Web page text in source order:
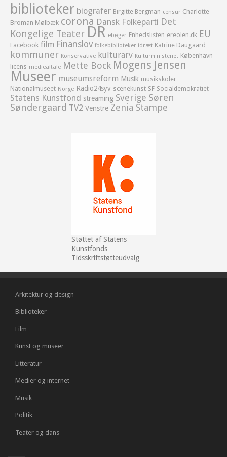
biblioteker biografer Birgitte Bergman censur Charlotte
Broman Mølbæk corona Dansk Folkeparti Det
Kongelige Teater DR ebøger Enhedslisten ereolen.dk EU
Facebook film Finanslov folkebiblioteker idræt Katrine Daugaard
kommuner Konservative kulturarv Kulturministeriet København
licens medieaftale Mette Bock Mogens Jensen
Museer museumsreform Musik musikskoler
Nationalmuseet Norge Radio24syv scenekunst SF Socialdemokratiet
Statens Kunstfond streaming Sverige Søren
Søndergaard TV2 Venstre Zenia Stampe
Støttet af Statens
Kunstfonds
Tidsskriftstøtteudvalg
Arkitektur og design
Biblioteker
Film
Kunst og museer
Litteratur
Medier og internet
Musik
Politik
Teater og dans